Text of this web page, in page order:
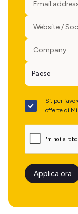
Sì, per
offerte di